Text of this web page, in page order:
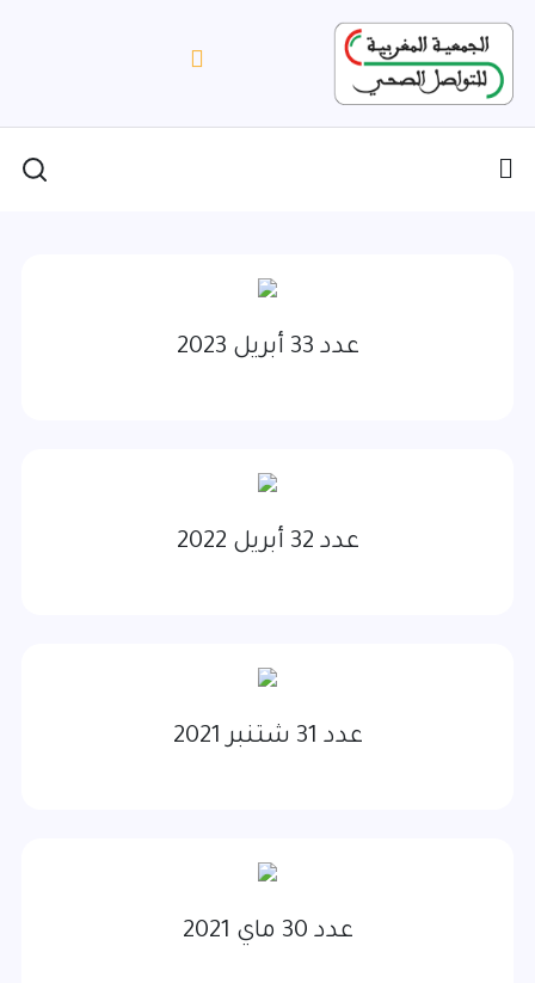
عدد 33 أبريل 2023
عدد 32 أبريل 2022
عدد 31 شتنبر 2021
عدد 30 ماي 2021